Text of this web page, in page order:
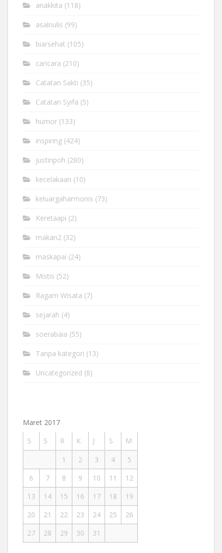
anakkita (118)
asalnulis (99)
biarsehat (105)
caricara (210)
Catatan Sakti (35)
Catatan Syifa (5)
humor (133)
inspiring (424)
justinpoh (280)
kecelakaan (10)
keluargaharmonis (73)
Keretaapi (2)
makan2 (32)
maskapai (24)
Mistis (52)
Ragam Wisata (7)
sejarah (4)
soerabaia (55)
Tanpa kategori (13)
Uncategorized (8)
Maret 2017
S
S R K J S
M
1
2 3 4
5
6
7 8 9 10 11
12
13
14 15 16 17 18
19
20
21 22 23 24 25
26
27
28 29 30 31